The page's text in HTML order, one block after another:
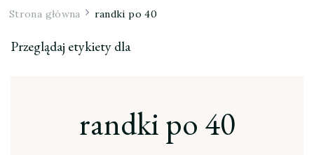
Strona główna randki po 40
Przeglądaj etykiety dla
randki po 40